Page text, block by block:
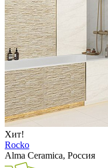
Хит!
Rocko
Alma Ceramica, Россия